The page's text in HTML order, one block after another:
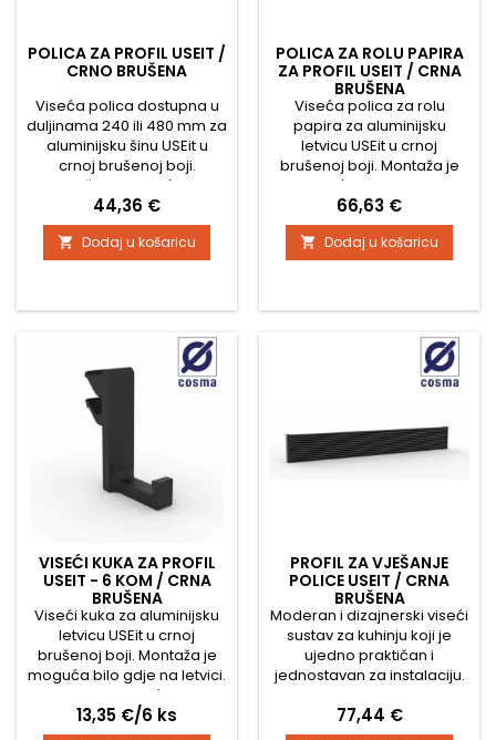
POLICA ZA PROFIL USEIT /
CRNO BRUŠENA
Viseća polica dostupna u
duljinama 240 ili 480 mm za
aluminijsku šinu USEit u
crnoj brušenoj boji.
Montaža je moguća bilo
gdje na šini. Kompletne
dimenzije pronađite na
slikama.
Cijena
44,36 €
 Dodaj u košaricu
POLICA ZA ROLU PAPIRA
ZA PROFIL USEIT / CRNA
BRUŠENA
Viseća polica za rolu
papira za aluminijsku
letvicu USEit u crnoj
brušenoj boji. Montaža je
moguća bilo gdje na
letvicu. Duljina police je 340
mm. Kompletne dimenzije
možete pronaći na slikama.
Cijena
66,63 €
 Dodaj u košaricu
VISEĆI KUKA ZA PROFIL
USEIT - 6 KOM / CRNA
BRUŠENA
Viseći kuka za aluminijsku
letvicu USEit u crnoj
brušenoj boji. Montaža je
moguća bilo gdje na letvici.
Idealan pomoćnik za
vješanje kuhinjskih krpa i
kućanskih potrepština.
Cijena
13,35 €/6 ks
PROFIL ZA VJEŠANJE
POLICE USEIT / CRNA
BRUŠENA
Moderan i dizajnerski viseći
sustav za kuhinju koji je
ujedno praktičan i
jednostavan za instalaciju.
aluminijskog profila, zidnih
nosača i pojedinačne
Cijena
77,44 €